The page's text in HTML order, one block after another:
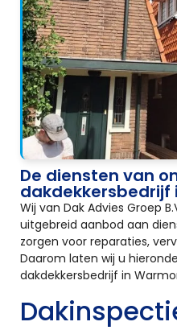
De diensten van
dakdekkersbedrijf
Wij van Dak Advies Groep
uitgebreid aanbod aan
zorgen voor reparaties,
Daarom laten wij u
dakdekkersbedrijf in